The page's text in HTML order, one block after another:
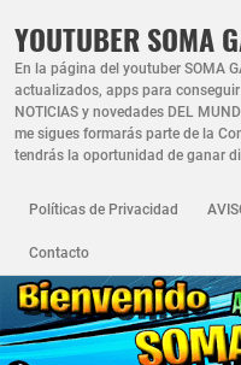
YOUTUBER SOMA
En la página del youtuber SOMA
actualizados, apps para
NOTICIAS y novedades DEL
me sigues formarás parte de la
tendrás la oportunidad de ganar
Políticas de Privacidad
Contacto